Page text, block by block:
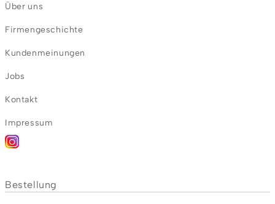
Über uns
Firmengeschichte
Kundenmeinungen
Jobs
Kontakt
Impressum
Bestellung